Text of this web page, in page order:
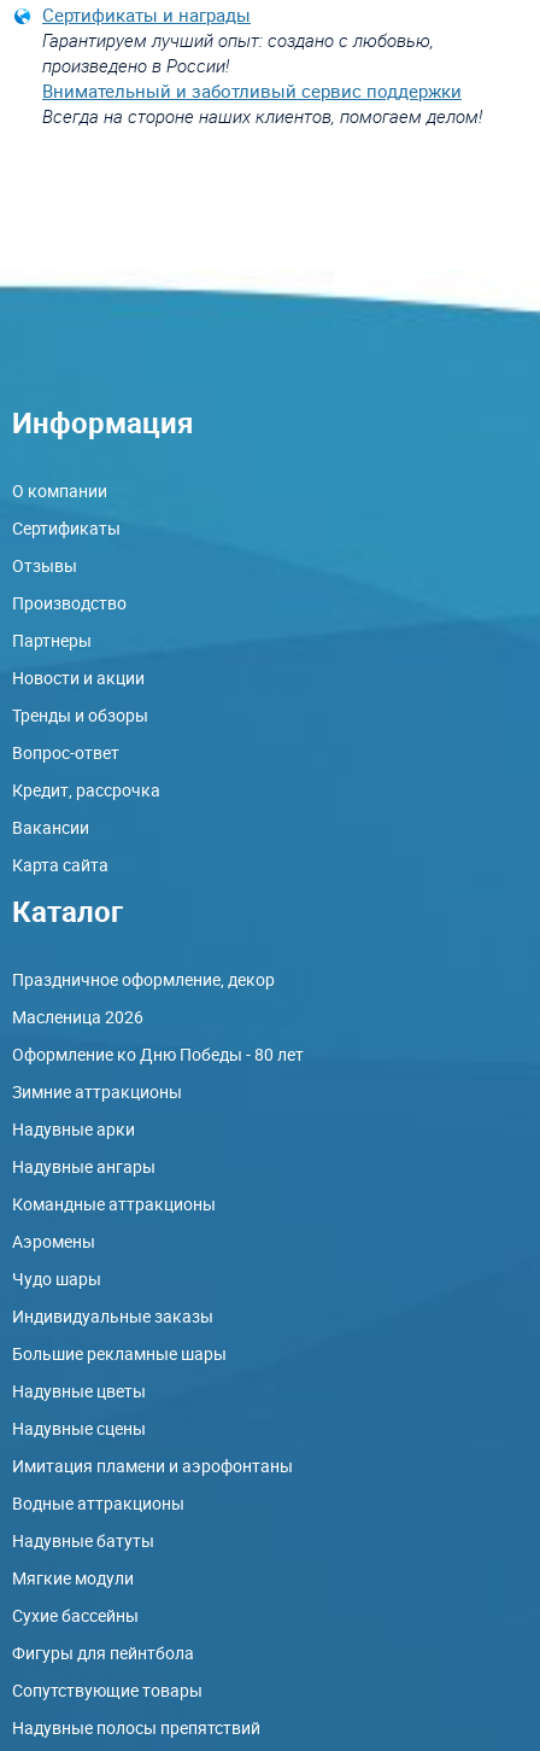
Сертификаты и награды
Гарантируем лучший опыт: создано с любовью,
произведено в России!
Внимательный и заботливый сервис поддержки
Всегда на стороне наших клиентов, помогаем делом!
Информация
О компании
Сертификаты
Отзывы
Производство
Партнеры
Новости и акции
Тренды и обзоры
Вопрос-ответ
Кредит, рассрочка
Вакансии
Карта сайта
Каталог
Праздничное оформление, декор
Масленица 2026
Оформление ко Дню Победы - 80 лет
Зимние аттракционы
Надувные арки
Надувные ангары
Командные аттракционы
Аэромены
Чудо шары
Индивидуальные заказы
Большие рекламные шары
Надувные цветы
Надувные сцены
Имитация пламени и аэрофонтаны
Водные аттракционы
Надувные батуты
Мягкие модули
Сухие бассейны
Фигуры для пейнтбола
Сопутствующие товары
Надувные полосы препятствий